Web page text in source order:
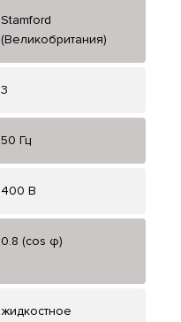
Stamford
(Великобритания)
3
50 Гц
400 В
0.8 (cos φ)
жидкостное